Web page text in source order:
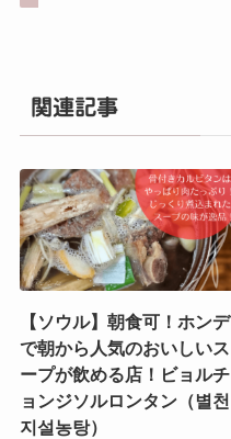
関連記事
【ソウル】朝食可！ホンデ
で朝から人気のおいしいス
ープが飲める店！ビョルチ
ョンジソルロンタン（별천
지설농탕）